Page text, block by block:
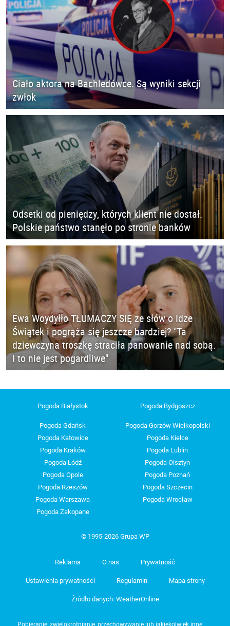
Ciało aktora na Bachledówce. Są wyniki sekcji
zwłok
Odsetki od pieniędzy, których klient nie dostał.
Polskie państwo stanęło po stronie banków
Ewa Woydyłło TŁUMACZY SIĘ ze słów o Idze
Świątek i pogrąża się jeszcze bardziej? "Ta
dziewczyna troszkę straciła panowanie nad sobą.
I to nie jest pogardliwe"
Pogoda Białystok Pogoda Bydgoszcz
Pogoda Gdańsk
Pogoda Gorzów Wielkopolski
Pogoda Katowice
Pogoda Kielce
Pogoda Kraków
Pogoda Lublin
Pogoda Łódź
Pogoda Olsztyn
Pogoda Opole
Pogoda Poznań
Pogoda Rzeszów
Pogoda Szczecin
Pogoda Warszawa
Pogoda Wrocław
Pogoda Zakopane
© 1995-2026 Grupa WP
Reklama O nas Prywatność
Ustawienia prywatności Regulamin Mapa strony
Źródło danych: WeatherOnline
Pobieranie, zwielokrotnianie, przechowywanie lub jakiekolwiek inne